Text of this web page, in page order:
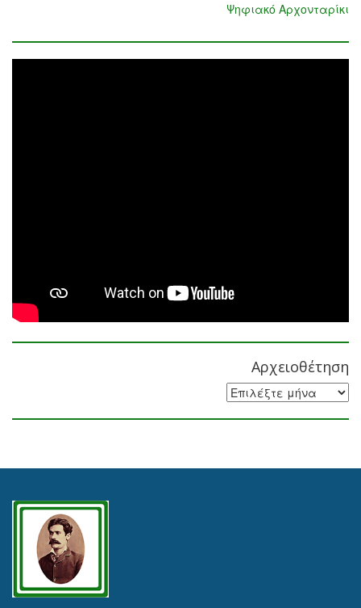
Ψηφιακό Αρχονταρίκι
Αρχειοθέτηση
Αρχειοθέτηση